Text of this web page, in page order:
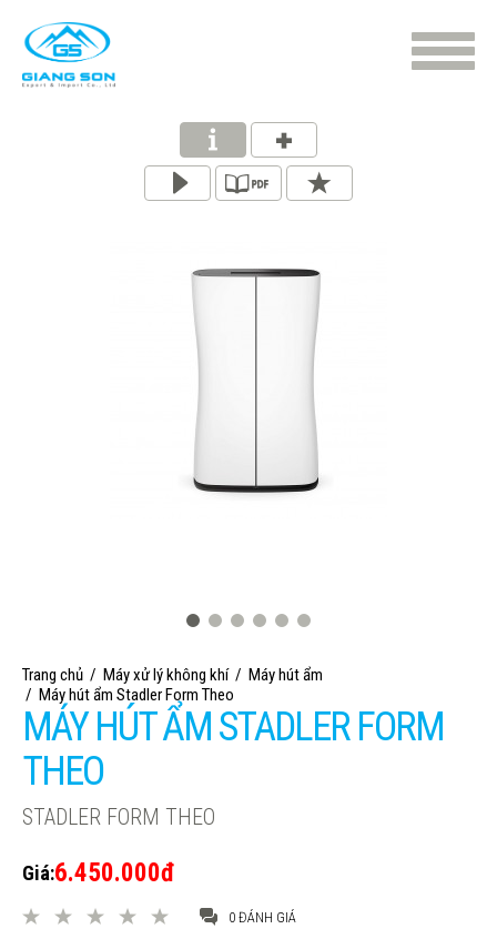
Trang chủ / Máy xử lý không khí / Máy hút ẩm
/ Máy hút ẩm Stadler Form Theo
MÁY HÚT ẨM STADLER FORM
THEO
STADLER FORM THEO
Giá:6.450.000đ
0 ĐÁNH GIÁ